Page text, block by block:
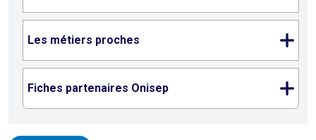
Les métiers proches
Fiches partenaires Onisep